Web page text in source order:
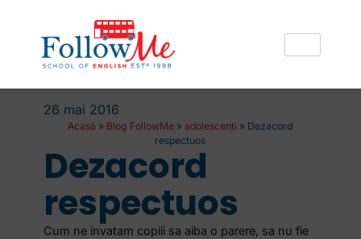
26 mai 2016
Acasă » Blog FollowMe »adolescenti » Dezacord
respectuos
Dezacord
respectuos
Cum ne invatam copiii sa aiba o parere, sa nu fie